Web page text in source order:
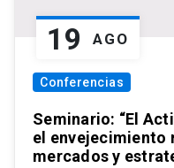
19 AGO
Conferencias
Seminario: “El
el envejecimiento
mercados y